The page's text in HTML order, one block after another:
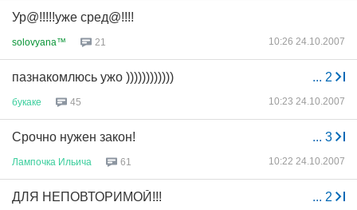
Ур@!!!!!уже сред@!!!!
solovyana™ 21 10:26 24.10.2007
... 2
пазнакомлюсь ужо ))))))))))))
букаке 45 10:23 24.10.2007
... 3
Срочно нужен закон!
Лампочка Ильича 61 10:22 24.10.2007
... 2
ДЛЯ НЕПОВТОРИМОЙ!!!